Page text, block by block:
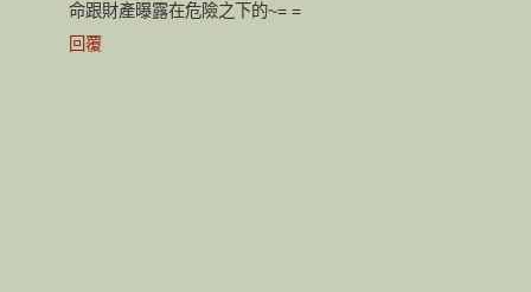
命跟財產曝露在危險之下的~= =
回覆